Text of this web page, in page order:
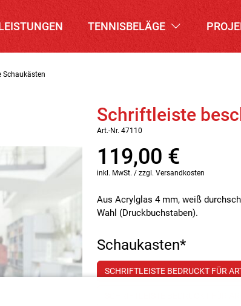
TENNISBELÄGE
Schaukästen
Schriftleiste
Art.-Nr. 47110
119,00 €
inkl. MwSt. / zzgl. Versandkosten
Aus Acrylglas 4 mm, weiß
Wahl (Druckbuchstaben).
Schaukasten*
SCHRIFTLEISTE BEDRUCKT FÜR